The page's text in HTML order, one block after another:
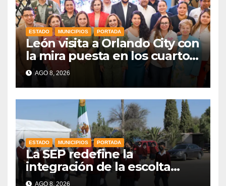
ESTADO MUNICIPIOS PORTADA
León visita a Orlando City con
la mira puesta en los cuartos
de final
AGO 8, 2026
ESTADO MUNICIPIOS PORTADA
La SEP redefine la
integración de la escolta
escolar prioritando la
AGO 8, 2026